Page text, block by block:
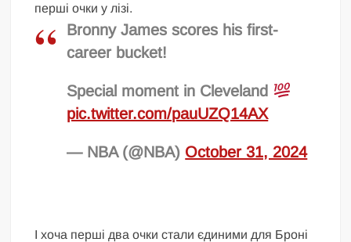
перші очки у лізі.
Bronny James scores his first-
career bucket!
Special moment in Cleveland
pic.twitter.com/pauUZQ14AX
— NBA (@NBA) October 31, 2024
І хоча перші два очки стали єдиними для Броні